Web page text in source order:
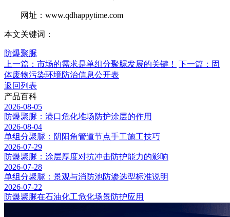
网址：www.qdhappytime.com
本文关键词：
防爆聚脲
上一篇：市场的需求是单组分聚脲发展的关键！
下一篇：固
体废物污染环境防治信息公开表
返回列表
产品百科
2026-08-05
防爆聚脲：港口危化堆场防护涂层的作用
2026-08-04
单组分聚脲：阴阳角管道节点手工施工技巧
2026-07-29
防爆聚脲：涂层厚度对抗冲击防护能力的影响
2026-07-28
单组分聚脲：景观与消防池防渗选型标准说明
2026-07-22
防爆聚脲在石油化工危化场景防护应用